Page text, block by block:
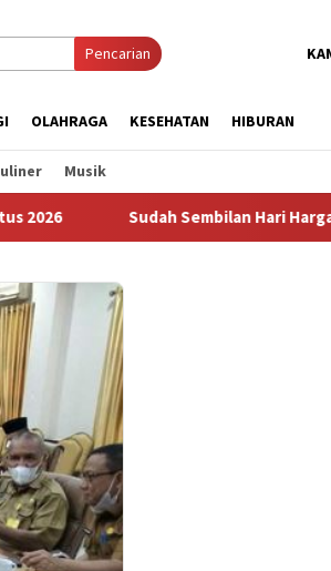
Pencarian
OLAHRAGA KESEHATAN HIBURAN
Musik
Sudah Sembilan Hari Harga Beras